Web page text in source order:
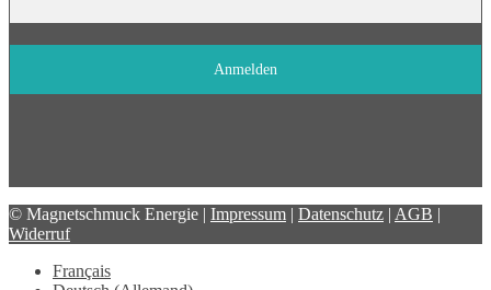
© Magnetschmuck Energie | Impressum | Datenschutz | AGB |
Widerruf
Français